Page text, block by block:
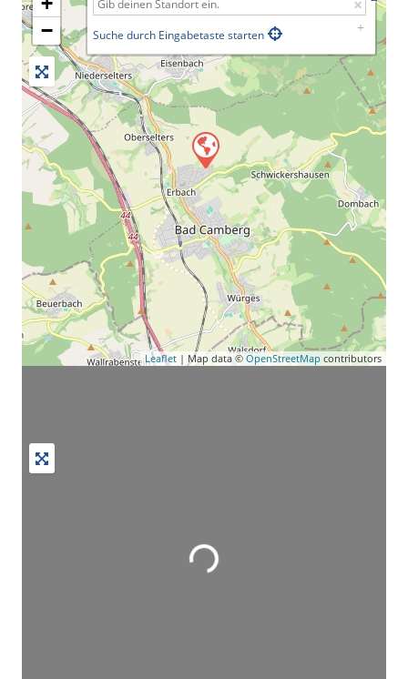
−
Suche durch Eingabetaste starten
Leaflet | Map data ©OpenStreetMap contributors
Wird geladen …